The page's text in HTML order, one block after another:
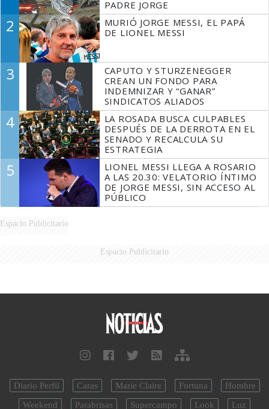
PADRE JORGE
2
MURIÓ JORGE MESSI, EL PAPÁ
DE LIONEL MESSI
3
CAPUTO Y STURZENEGGER
CREAN UN FONDO PARA
INDEMNIZAR Y “GANAR”
SINDICATOS ALIADOS
4
LA ROSADA BUSCA CULPABLES
DESPUÉS DE LA DERROTA EN EL
SENADO Y RECALCULA SU
ESTRATEGIA
5
LIONEL MESSI LLEGA A ROSARIO
A LAS 20.30: VELATORIO ÍNTIMO
DE JORGE MESSI, SIN ACCESO AL
PÚBLICO
Espacio Publicitario
Espacio Publicitario
Diario Perfil Caras Marie Claire Fortuna
Hombre
Weekend
Parabrisas Supercampo Look Luz